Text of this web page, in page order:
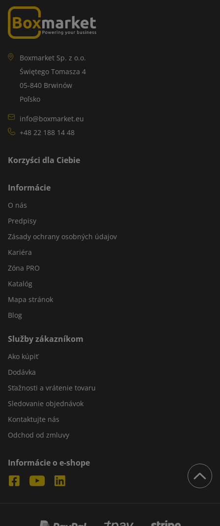
Boxmarket Sp. z o.o.
Świętego Tomasza 4
05-840 Brwinów
Poľsko
info@boxmarket.eu
+48 22 188 14 48
Korzyści dla Ciebie
Informácie
O nás
Predpisy
Zásady ochrany osobných údajov
Kariéra
Zóna PRO
Katalóg
Mapa stránok
Blog
Služby zákazníkom
Ako kúpiť
Dodávka
Sťažnosti a vrátenie tovaru
Sledovanie objednávok
Kontaktujte nás
Odchod od zmluvy
Informácie o e-shope